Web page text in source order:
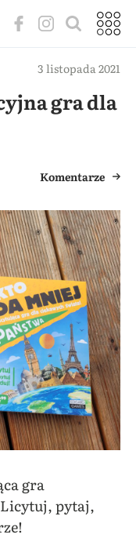
3 listopada 2021
gra dla
Komentarze
gra
Licytuj, pytaj,